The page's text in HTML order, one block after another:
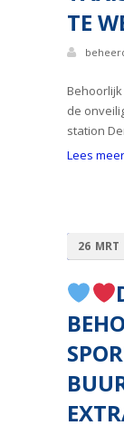
TE
de
station
Lees meer
26 MRT